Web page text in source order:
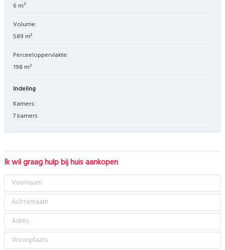
6 m²
Volume:
589 m³
Perceeloppervlakte:
198 m²
Indeling
Kamers:
7 kamers
Ik wil graag hulp bij huis aankopen